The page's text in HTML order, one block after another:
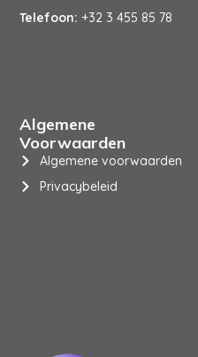
Algemene
Voorwaarden
Algemene voorwaarden
Privacybeleid
Telefoon:+32 3 455 85 78